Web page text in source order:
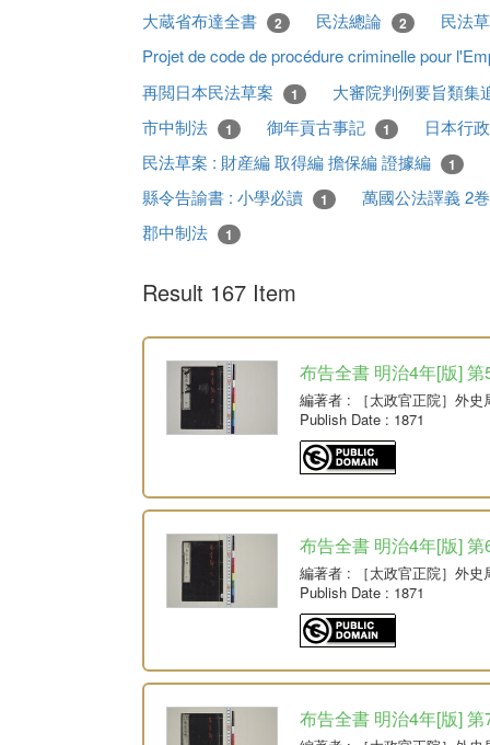
大蔵省布達全書
2 民法總論 2
民法
Projet de code de procédure criminelle pour
再閲日本民法草案
1
大審院判例要旨類集
市中制法
1 御年貢古事記 1
日本行
民法草案 : 財産編 取得編 擔保編 證據編
1
縣令告諭書 : 小學必讀 1
萬國公法譯義 2
郡中制法
1
Result 167 Item
布告全書 明治4年[版] 第
編著者 : ［太政官正院］外史
Publish Date : 1871
布告全書 明治4年[版] 第
編著者 : ［太政官正院］外史
Publish Date : 1871
布告全書 明治4年[版] 第